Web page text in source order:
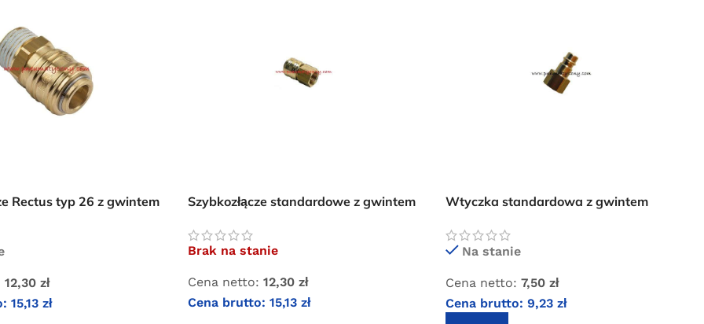
Rectus typ 26 z gwintem
12,30zł
15,13zł
Szybkozłącze standardowe z gwintem
Brak na stanie
Cena netto: 12,30 zł
Cena brutto: 15,13 zł
Wtyczka standardowa z gwintem
Na stanie
Cena netto: 7,50zł
Cena brutto:9,23zł